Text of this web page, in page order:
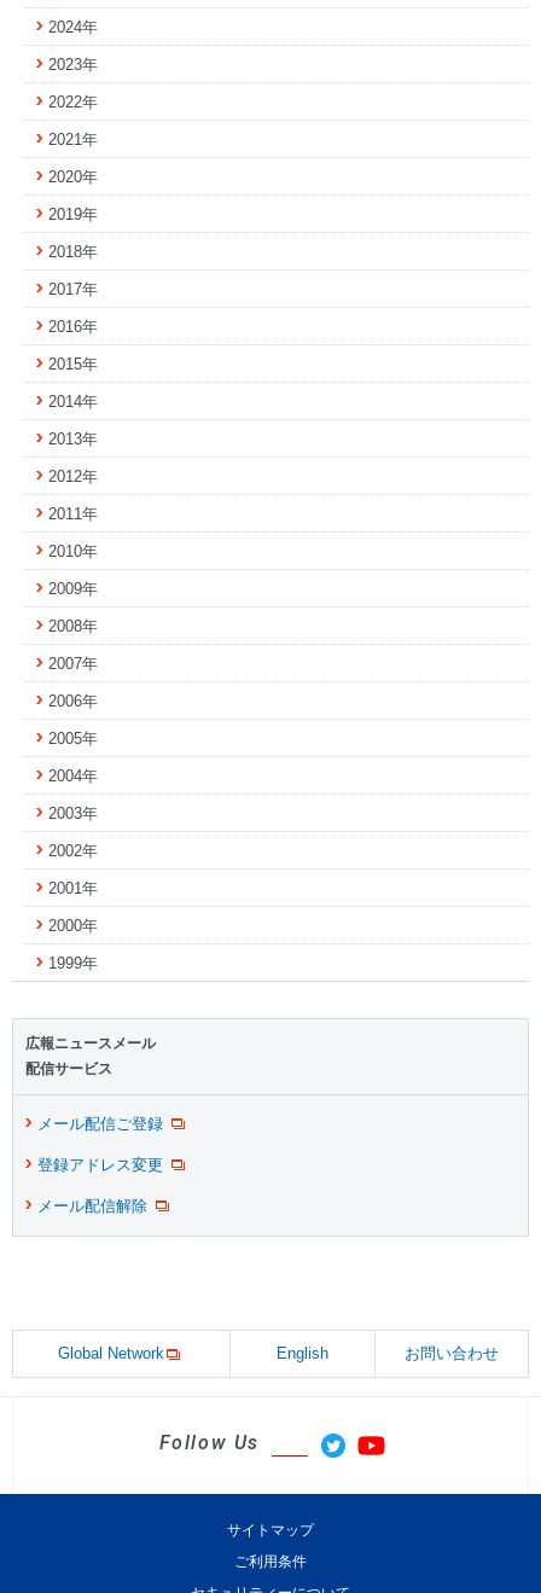
2024年
2023年
2022年
2021年
2020年
2019年
2018年
2017年
2016年
2015年
2014年
2013年
2012年
2011年
2010年
2009年
2008年
2007年
2006年
2005年
2004年
2003年
2002年
2001年
2000年
1999年
広報ニュースメール
配信サービス
メール配信ご登録
登録アドレス変更
メール配信解除
Global Network English お問い合わせ
Follow Us
サイトマップ
ご利用条件